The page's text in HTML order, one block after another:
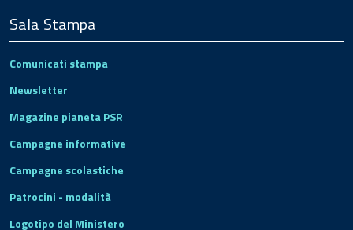
Sala Stampa
Comunicati stampa
Newsletter
Magazine pianeta PSR
Campagne informative
Campagne scolastiche
Patrocini - modalità
Logotipo del Ministero